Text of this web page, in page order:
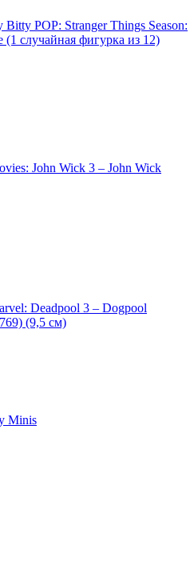
POP: Stranger Things Season:
(1 случайная фигурка из 12)
John Wick 3 – John Wick
Deadpool 3 – Dogpool
(9,5 см)
Minis